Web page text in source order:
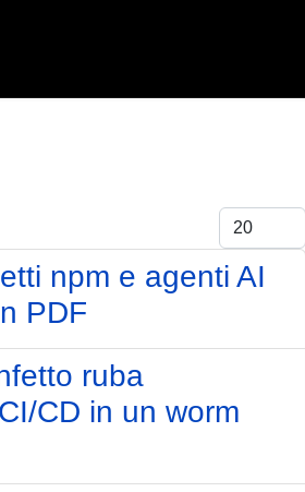
Visualizza #
npm e agenti AI
PDF
ruba
CD in un worm